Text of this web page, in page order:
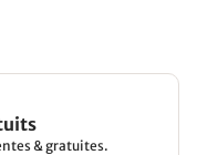
& gratuites.